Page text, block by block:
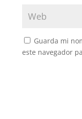
Guarda mi
este navegador